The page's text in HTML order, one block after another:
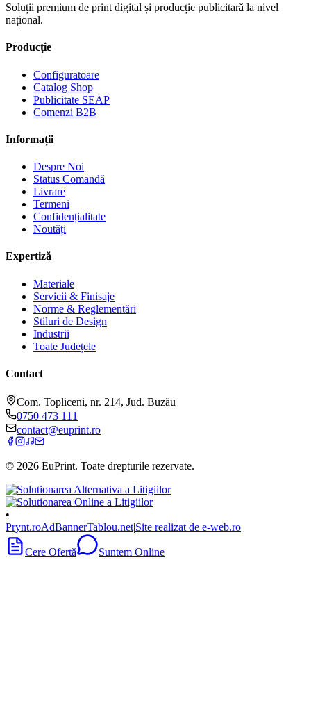
Soluții premium de print digital și producție publicitară la nivel
național.
Producție
Configuratoare
Catalog Shop
Publicitate SEAP
Comenzi B2B
Informații
Despre Noi
Status Comandă
Livrare
Termeni
Confidențialitate
Noutăți
Expertiză
Materiale
Servicii & Finisaje
Norme & Reglementări
Stiluri de Design
Industrii
Toate Județele
Contact
Com. Topliceni, nr. 214, Jud. Buzău
0750 473 111
contact@euprint.ro
© 2026 EuPrint. Toate drepturile rezervate.
•
Prynt.roAdBannerTablou.net|Site realizat de e-web.ro
Cere Ofertă Suntem Online